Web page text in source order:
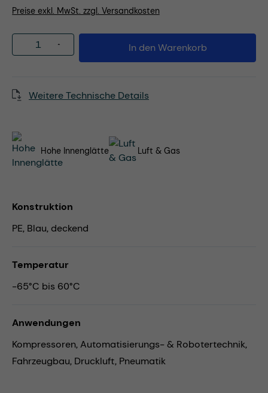
Preise exkl. MwSt. zzgl. Versandkosten
Produkt Anzahl: Gib den gewünschten
In den Warenkorb
Weitere Technische Details
Hohe Innenglätte Luft & Gas
Konstruktion
PE, Blau, deckend
Temperatur
-65°C bis 60°C
Anwendungen
Kompressoren,Automatisierungs- & Robotertechnik,
Fahrzeugbau, Druckluft, Pneumatik